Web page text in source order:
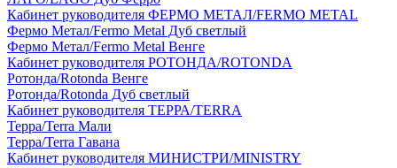
Кабинет руководителя ФЕРМО МЕТАЛ/FERMO METAL
Фермо Метал/Fermo Metal Дуб светлый
Фермо Метал/Fermo Metal Венге
Кабинет руководителя РОТОНДА/ROTONDA
Ротонда/Rotonda Венге
Ротонда/Rotonda Дуб светлый
Кабинет руководителя ТЕРРА/TERRA
Терра/Terra Мали
Терра/Terra Гавана
Кабинет руководителя МИНИСТРИ/MINISTRY